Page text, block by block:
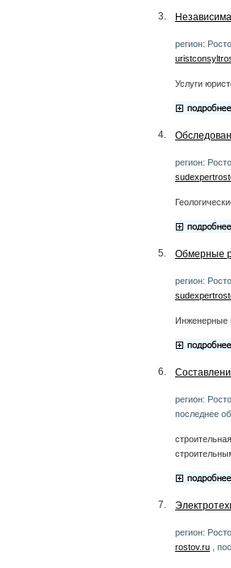
3.
регион:
Услуги
4.
регион:
5. Обмерные
регион:
Инженерные
6.
регион:
последнее
7.
регион:
rostov.ru ,